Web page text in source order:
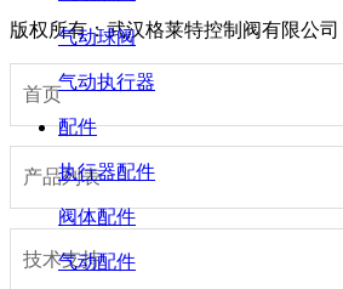
气动球阀
气动执行器
配件
执行器配件
阀体配件
气动配件
版权所有：武汉格莱特控制阀有限公司
首页
产品列表
技术支持